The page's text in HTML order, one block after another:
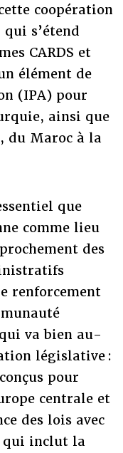
coopération
s’étend
CARDS et
élément de
(IPA) pour
ainsi que
du Maroc à la
que
comme lieu
des
renforcement
qui va bien au-
législative :
pour
centrale et
des lois avec
qui inclut la